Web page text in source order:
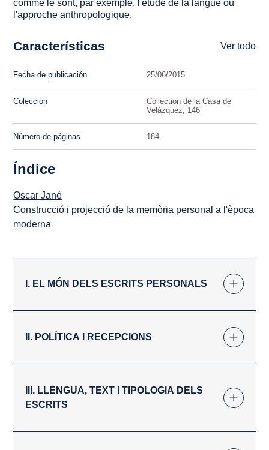
comme le sont, par exemple, l'étude de la langue ou
l'approche anthropologique.
Características Ver todo
Fecha de publicación 25/06/2015
Colección
Collection de la Casa de
Velázquez, 146
Número de páginas 184
Índice
Oscar Jané
Construcció i projecció de la memòria personal a l'època
moderna
I. EL MÓN DELS ESCRITS PERSONALS
II. POLÍTICA I RECEPCIONS
III. LLENGUA, TEXT I TIPOLOGIA DELS
ESCRITS